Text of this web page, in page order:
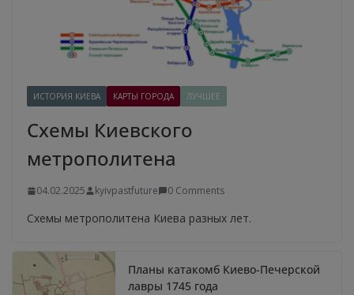
ИСТОРИЯ КИЕВА КАРТЫ ГОРОДА ЛУЧШЕЕ
Схемы Киевского
метрополитена
04.02.2025 kyivpastfuture 0 Comments
Схемы метрополитена Киева разных лет.
Планы катакомб Киево-Печерской
лавры 1745 года